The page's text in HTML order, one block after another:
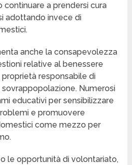
continuare a prendersi cura
adottando invece di
anche la consapevolezza
relative al benessere
responsabile di
Numerosi
educativi per sensibilizzare
e promuovere
come mezzo per
le opportunità di volontariato,